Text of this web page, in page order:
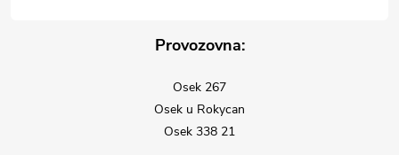
Provozovna:
Osek 267
Osek u Rokycan
Osek 338 21